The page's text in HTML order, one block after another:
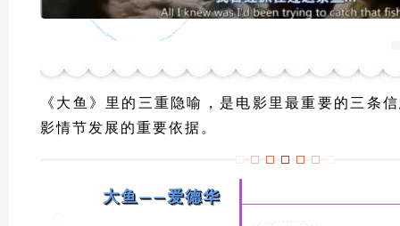
《大鱼》里的三重隐喻，是电影里最重要的三条
影情节发展的重要依据。
大鱼——爱德华